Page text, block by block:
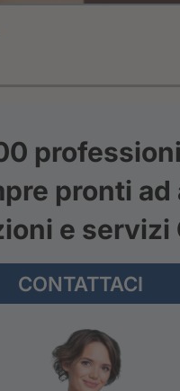
pronti
e servizi
CONTATTACI